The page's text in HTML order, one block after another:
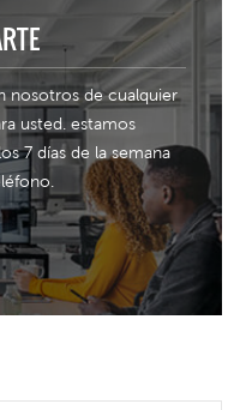
nosotros de cualquier
usted. estamos
7 días de la semana